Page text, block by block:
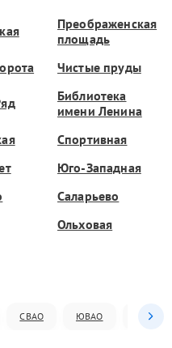
Преображенская
площадь
Чистые пруды
Библиотека
имени Ленина
Спортивная
Юго-Западная
Саларьево
Ольховая
СВАО ЮВАО ЮАО